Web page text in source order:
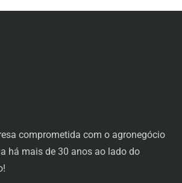
comprometida com o agronegócio
há mais de 30 anos ao lado do